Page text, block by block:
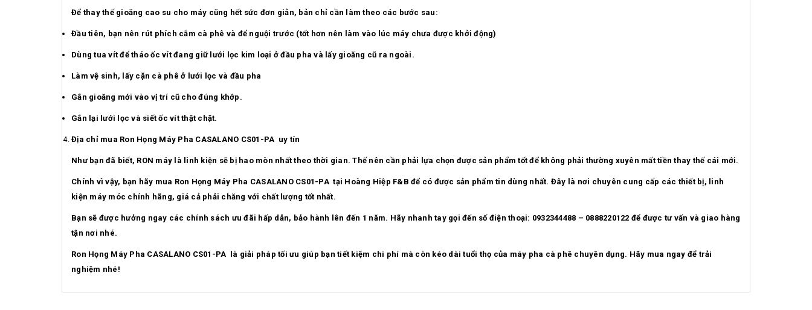
Để thay thế gioăng cao su cho máy cũng hết sức đơn giản, bản chỉ cần làm theo các bước sau:
Đầu tiên, bạn nên rút phích cắm cà phê và để nguội trước (tốt hơn nên làm vào lúc máy chưa được khởi động)
Dùng tua vít để tháo ốc vít đang giữ lưới lọc kim loại ở đầu pha và lấy gioăng cũ ra ngoài.
Làm vệ sinh, lấy cặn cà phê ở lưới lọc và đầu pha
Gắn gioăng mới vào vị trí cũ cho đúng khớp.
Gắn lại lưới lọc và siết ốc vít thật chặt.
Địa chỉ mua Ron Họng Máy Pha CASALANO CS01-PA uy tín
Như bạn đã biết, RON máy là linh kiện sẽ bị hao mòn nhất theo thời gian. Thế nên cần phải lựa chọn được sản phẩm tốt để không phải thường xuyên mất tiền thay thế cái mới.
Chính vì vậy, bạn hãy mua Ron Họng Máy Pha CASALANO CS01-PA tại Hoàng Hiệp F&B để có được sản phẩm tin dùng nhất. Đây là nơi chuyên cung cấp các thiết bị, linh
kiện máy móc chính hãng, giá cả phải chăng với chất lượng tốt nhất.
Bạn sẽ được hưởng ngay các chính sách ưu đãi hấp dẫn, bảo hành lên đến 1 năm. Hãy nhanh tay gọi đến số điện thoại: 0932344488 – 0888220122 để được tư vấn và giao hàng
tận nơi nhé.
Ron Họng Máy Pha CASALANO CS01-PA là giải pháp tối ưu giúp bạn tiết kiệm chi phí mà còn kéo dài tuổi thọ của máy pha cà phê chuyên dụng. Hãy mua ngay để trải
nghiệm nhé!